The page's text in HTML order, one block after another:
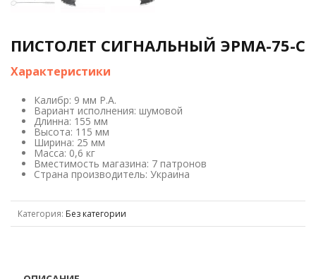
ПИСТОЛЕТ СИГНАЛЬНЫЙ ЭРМА-75-С
Характеристики
Калибр: 9 мм Р.А.
Вариант исполнения: шумовой
Длинна: 155 мм
Высота: 115 мм
Ширина: 25 мм
Масса: 0,6 кг
Вместимость магазина: 7 патронов
Страна производитель: Украина
Категория: Без категории